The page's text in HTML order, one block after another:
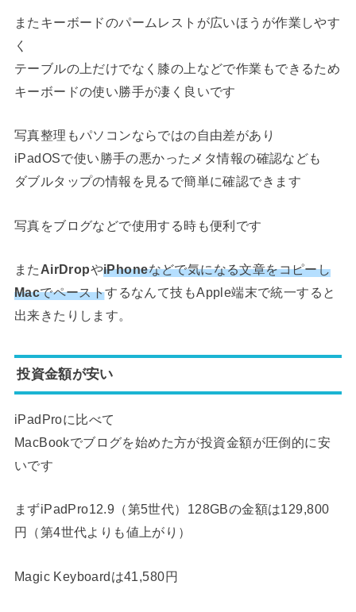
またキーボードのパームレストが広いほうが作業しやす
く
テーブルの上だけでなく膝の上などで作業もできるため
キーボードの使い勝手が凄く良いです
写真整理もパソコンならではの自由差があり
iPadOSで使い勝手の悪かったメタ情報の確認なども
ダブルタップの情報を見るで簡単に確認できます
写真をブログなどで使用する時も便利です
また AirDropやiPhoneなどで気になる文章をコピーし
Macでペーストするなんて技もApple端末で統一すると
出来きたりします。
投資金額が安い
iPadProに比べて
MacBookでブログを始めた方が投資金額が圧倒的に安
いです
まずiPadPro12.9（第5世代）128GBの金額は129,800
円（第4世代よりも値上がり）
Magic Keyboardは41,580円